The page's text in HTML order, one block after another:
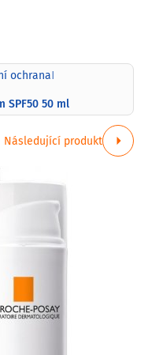
ochrana|
SPF50 50 ml
Následující produkt